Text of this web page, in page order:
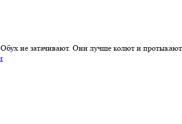
не затачивают. Они лучше колют и